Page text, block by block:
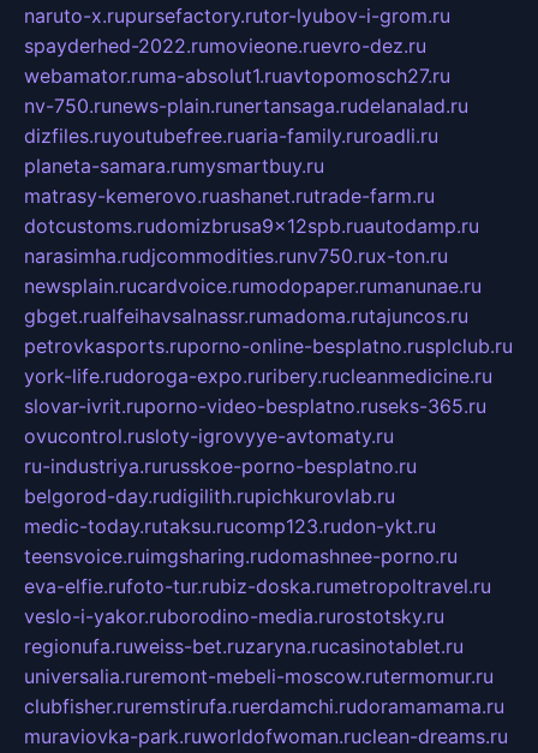
naruto-x.rupursefactory.rutor-lyubov-i-grom.ru
spayderhed-2022.rumovieone.ruevro-dez.ru
webamator.ruma-absolut1.ruavtopomosch27.ru
nv-750.runews-plain.runertansaga.rudelanalad.ru
dizfiles.ruyoutubefree.ruaria-family.ruroadli.ru
planeta-samara.rumysmartbuy.ru
matrasy-kemerovo.ruashanet.rutrade-farm.ru
dotcustoms.rudomizbrusa9x12spb.ruautodamp.ru
narasimha.rudjcommodities.runv750.rux-ton.ru
newsplain.rucardvoice.rumodopaper.rumanunae.ru
gbget.rualfeihavsalnassr.rumadoma.rutajuncos.ru
petrovkasports.ruporno-online-besplatno.rusplclub.ru
york-life.rudoroga-expo.ruribery.rucleanmedicine.ru
slovar-ivrit.ruporno-video-besplatno.ruseks-365.ru
ovucontrol.rusloty-igrovyye-avtomaty.ru
ru-industriya.rurusskoe-porno-besplatno.ru
belgorod-day.rudigilith.rupichkurovlab.ru
medic-today.rutaksu.rucomp123.rudon-ykt.ru
teensvoice.ruimgsharing.rudomashnee-porno.ru
eva-elfie.rufoto-tur.rubiz-doska.rumetropoltravel.ru
veslo-i-yakor.ruborodino-media.rurostotsky.ru
regionufa.ruweiss-bet.ruzaryna.rucasinotablet.ru
universalia.ruremont-mebeli-moscow.rutermomur.ru
clubfisher.ruremstirufa.ruerdamchi.rudoramamama.ru
muraviovka-park.ruworldofwoman.ruclean-dreams.ru